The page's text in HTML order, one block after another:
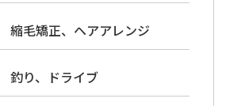
縮毛矯正、ヘアアレンジ
釣り、ドライブ